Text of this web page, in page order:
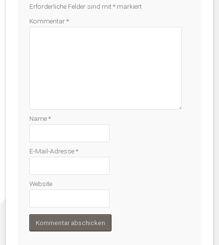
Erforderliche Felder sind mit* markiert
Kommentar*
Name*
E-Mail-Adresse*
Website